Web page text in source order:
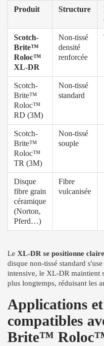
Produit Structure
Scotch-
Brite™
Roloc™
XL-DR
Non-tissé
densité
renforcée
Scotch-
Brite™
Roloc™
RD (3M)
Non-tissé
standard
Scotch-
Brite™
Roloc™
TR (3M)
Non-tissé
souple
Disque
fibre grain
céramique
(Norton,
Pferd…)
Fibre
vulcanisée
Le XL-DR se positionne
disque non-tissé standard
intensive, le XL-DR maintient
plus longtemps, réduisant les
Applications
compatibles
Brite™